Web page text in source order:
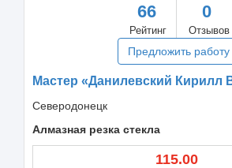
66
Рейтинг
0
Отзывов
Предложить работу
Мастер «Данилевский Кирилл
Северодонецк
Алмазная резка стекла
115.00